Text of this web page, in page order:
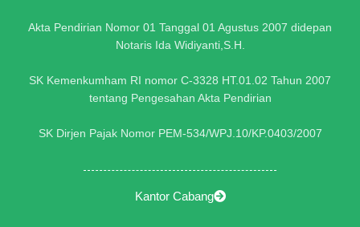
Akta Pendirian Nomor 01 Tanggal 01 Agustus 2007 didepan
Notaris Ida Widiyanti,S.H.
SK Kemenkumham RI nomor C-3328 HT.01.02 Tahun 2007
tentang Pengesahan Akta Pendirian
SK Dirjen Pajak Nomor PEM-534/WPJ.10/KP.0403/2007
Kantor Cabang